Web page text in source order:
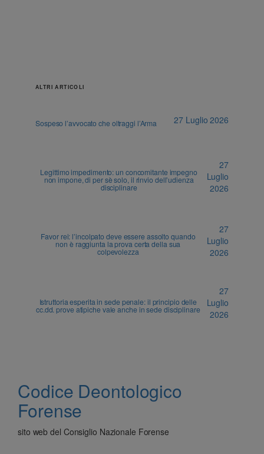
ALTRI ARTICOLI
Sospeso l’avvocato che oltraggi l’Arma 27 Luglio 2026
Legittimo impedimento: un concomitante impegno
non impone, di per sè solo, il rinvio dell’udienza
disciplinare
27
Luglio
2026
Favor rei: l’incolpato deve essere assolto quando
non è raggiunta la prova certa della sua
colpevolezza
27
Luglio
2026
Istruttoria esperita in sede penale: il principio delle
cc.dd. prove atipiche vale anche in sede disciplinare
27
Luglio
2026
Codice Deontologico
Forense
sito web del Consiglio Nazionale Forense